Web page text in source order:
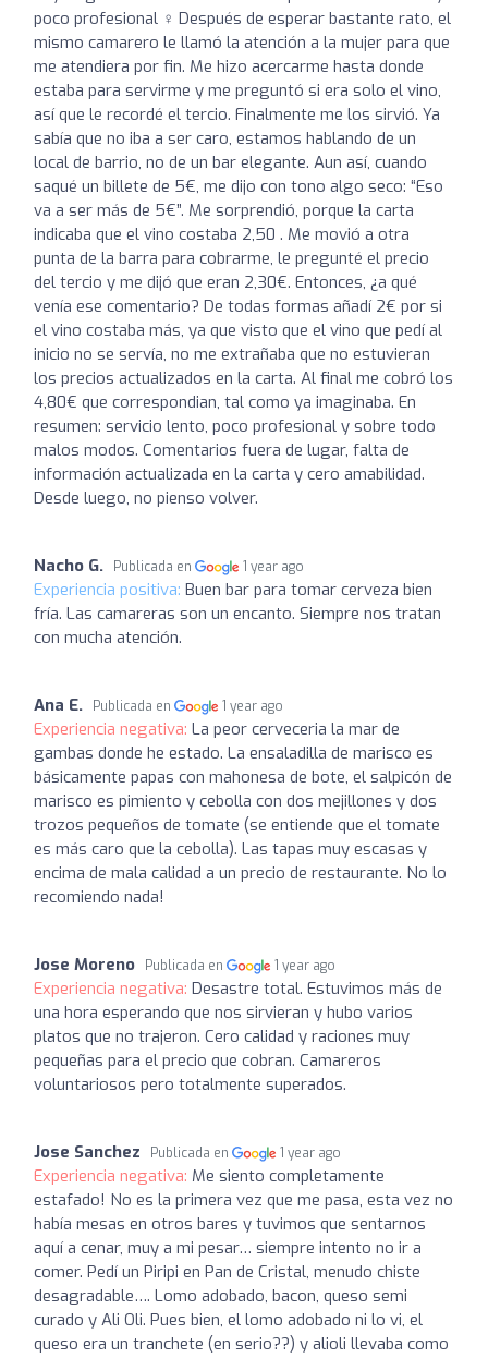
poco profesional ‍♀️ Después de esperar bastante rato, el
mismo camarero le llamó la atención a la mujer para que
me atendiera por fin. Me hizo acercarme hasta donde
estaba para servirme y me preguntó si era solo el vino,
así que le recordé el tercio. Finalmente me los sirvió. Ya
sabía que no iba a ser caro, estamos hablando de un
local de barrio, no de un bar elegante. Aun así, cuando
saqué un billete de 5€, me dijo con tono algo seco: “Eso
va a ser más de 5€”. Me sorprendió, porque la carta
indicaba que el vino costaba 2,50 . Me movió a otra
punta de la barra para cobrarme, le pregunté el precio
del tercio y me dijó que eran 2,30€. Entonces, ¿a qué
venía ese comentario? De todas formas añadí 2€ por si
el vino costaba más, ya que visto que el vino que pedí al
inicio no se servía, no me extrañaba que no estuvieran
los precios actualizados en la carta. Al final me cobró los
4,80€ que correspondian, tal como ya imaginaba. En
resumen: servicio lento, poco profesional y sobre todo
malos modos. Comentarios fuera de lugar, falta de
información actualizada en la carta y cero amabilidad.
Desde luego, no pienso volver.
Nacho G. Publicada en 1 year ago
Experiencia positiva: Buen bar para tomar cerveza bien
fría. Las camareras son un encanto. Siempre nos tratan
con mucha atención.
Ana E. Publicada en 1 year ago
Experiencia negativa: La peor cerveceria la mar de
gambas donde he estado. La ensaladilla de marisco es
básicamente papas con mahonesa de bote, el salpicón de
marisco es pimiento y cebolla con dos mejillones y dos
trozos pequeños de tomate (se entiende que el tomate
es más caro que la cebolla). Las tapas muy escasas y
encima de mala calidad a un precio de restaurante. No lo
recomiendo nada!
Jose Moreno Publicada en 1 year ago
Experiencia negativa: Desastre total. Estuvimos más de
una hora esperando que nos sirvieran y hubo varios
platos que no trajeron. Cero calidad y raciones muy
pequeñas para el precio que cobran. Camareros
voluntariosos pero totalmente superados.
Jose Sanchez Publicada en 1 year ago
Experiencia negativa: Me siento completamente
estafado! No es la primera vez que me pasa, esta vez no
había mesas en otros bares y tuvimos que sentarnos
aquí a cenar, muy a mi pesar… siempre intento no ir a
comer. Pedí un Piripi en Pan de Cristal, menudo chiste
desagradable…. Lomo adobado, bacon, queso semi
curado y Ali Oli. Pues bien, el lomo adobado ni lo vi, el
queso era un tranchete (en serio??) y alioli llevaba como